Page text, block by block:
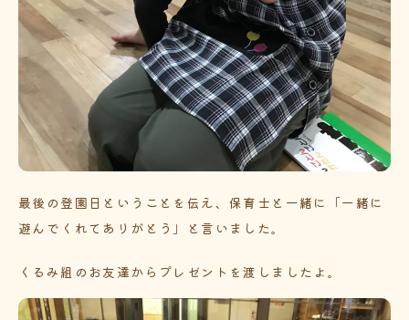
最後の登園日ということを伝え、保育士と一緒に「一緒に
遊んでくれてありがとう」と言いました。
くるみ組のお友達からプレゼントを渡しましたよ。